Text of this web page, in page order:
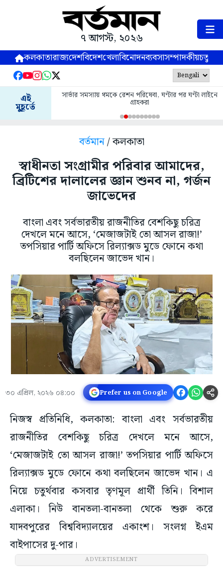
৭ আগস্ট, ২০২৬
কলকাতারাজ্যদেশবিদেশখেলাবিনোদনব্যবসাসম্পাদকীয়
এই
মুহূর্তে
সার্ভার সমস্যায় থমকে রেশন পরিষেবা, ঘণ্টার পর ঘণ্টা লাইনে
গ্রাহকরা
বর্তমান/ কলকাতা
স্বাধীনতা সংগ্রামীর পরিবার আমাদের,
ব্রিটিশের দালালের জ্ঞান শুনব না, গর্জন
জাভেদের
বাংলা এবং সর্বভারতীয় রাজনীতির বেশকিছু চরিত্র
দেখলে মনে আসে, ‘মেজাজটাই তো আসল রাজা!’
তপসিয়ার পার্টি অফিসে রিল্যাক্সড মুডে ফোনে কথা
বলছিলেন জাভেদ খান।
৩০ এপ্রিল, ২০২৬ ০৪:০০ Prefer us on Google
নিজস্ব প্রতিনিধি, কলকাতা: বাংলা এবং সর্বভারতীয়
রাজনীতির বেশকিছু চরিত্র দেখলে মনে আসে,
‘মেজাজটাই তো আসল রাজা!’ তপসিয়ার পার্টি অফিসে
রিল্যাক্সড মুডে ফোনে কথা বলছিলেন জাভেদ খান। এ
নিয়ে চতুর্থবার কসবার তৃণমূল প্রার্থী তিনি। বিশাল
এলাকা। নিউ বানতলা-বানতলা থেকে শুরু করে
যাদবপুরের বিশ্ববিদ্যালয়ের একাংশ। সংলগ্ন ইএম
বাইপাসের দু-পার।
ADVERTISEMENT